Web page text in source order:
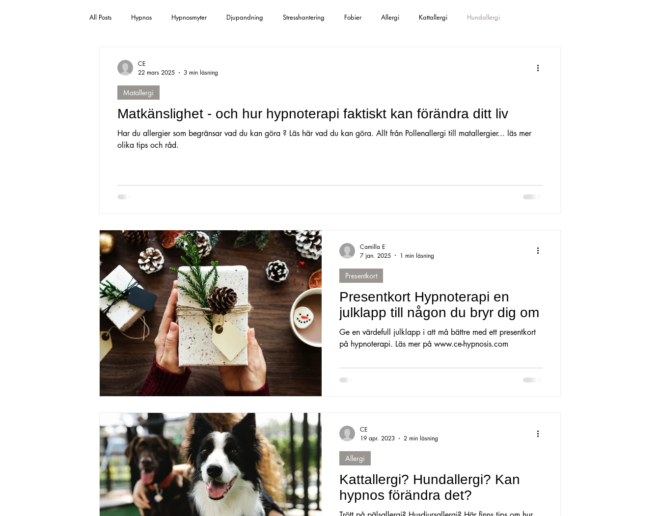
All Posts Hypnos Hypnosmyter Djupandning Stresshantering Fobier Allergi Kattallergi Hundallergi
Utbrändhet
Smärtlindring placebo Sjukvård Tandläkarskräck
Matkänslighet - och hur hypnoterapi faktiskt kan förändra ditt liv
Har du allergier som begränsar vad du kan göra ? Läs här vad du kan göra. Allt från Pollenallergi till matallergier... läs mer
olika tips och råd.
Matallergi
CE
22 mars 2025
3 min läsning
Presentkort Hypnoterapi en
julklapp till någon du bryr dig om
Ge en värdefull julklapp i att må bättre med ett presentkort
på hypnoterapi. Läs mer på www.ce-hypnosis.com
Presentkort
Camilla E
7 jan. 2025
1 min läsning
Kattallergi? Hundallergi? Kan
hypnos förändra det?
Allergi
CE
19 apr. 2023
2 min läsning